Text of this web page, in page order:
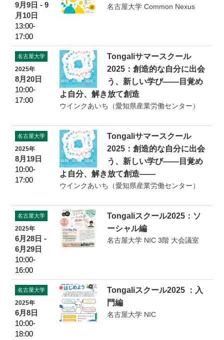
9月9日 - 9
月10日
13:00-
17:00
名古屋大学 Common Nexus
名古屋大学
2025年
8月20日
10:00-
17:00
Tongaliサマースクール
2025：創造的な自分に出会
う、新しい学び――目覚め
よ自分、解き放て創造
ウインクあいち（愛知県産業労働センター）
名古屋大学
2025年
8月19日
10:00-
17:00
Tongaliサマースクール
2025：創造的な自分に出会
う、新しい学び――目覚め
よ自分、解き放て創造――
ウインクあいち（愛知県産業労働センター）
名古屋大学
2025年
6月28日 -
6月29日
10:00-
16:00
Tongaliスクール2025：ソ
ーシャル編
名古屋大学 NIC 3階 大会議室
名古屋大学
2025年
6月8日
10:00-
18:00
Tongaliスクール2025 ：入
門編
名古屋大学 NIC